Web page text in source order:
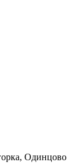
Одинцово